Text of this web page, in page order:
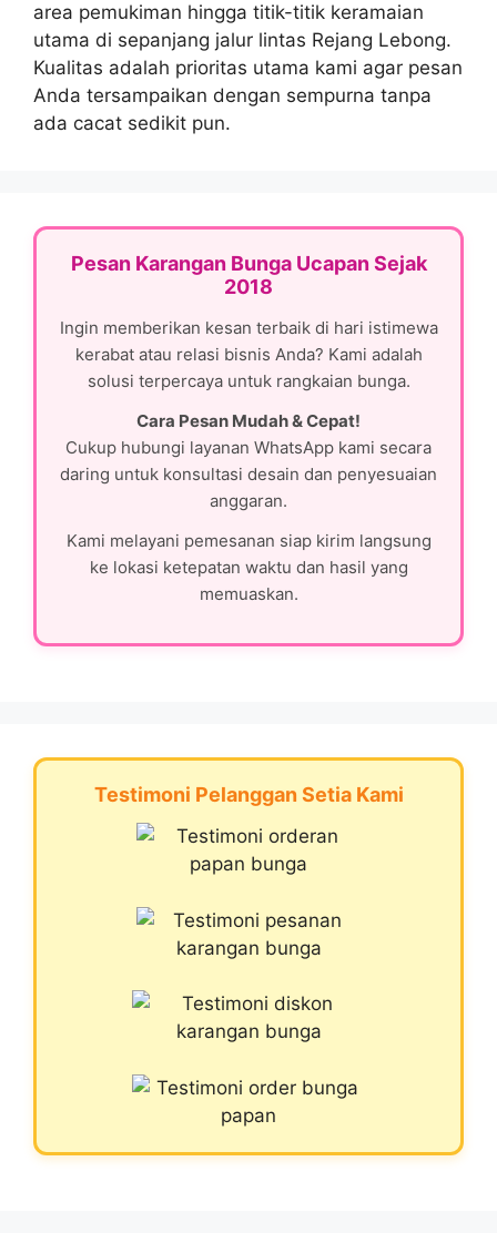
area pemukiman hingga titik-titik keramaian
utama di sepanjang jalur lintas Rejang Lebong.
Kualitas adalah prioritas utama kami agar pesan
Anda tersampaikan dengan sempurna tanpa
ada cacat sedikit pun.
Pesan Karangan Bunga Ucapan Sejak
2018
Ingin memberikan kesan terbaik di hari istimewa
kerabat atau relasi bisnis Anda? Kami adalah
solusi terpercaya untuk rangkaian bunga.
Cara Pesan Mudah & Cepat!
Cukup hubungi layanan WhatsApp kami secara
daring untuk konsultasi desain dan penyesuaian
anggaran.
Kami melayani pemesanan siap kirim langsung
ke lokasi ketepatan waktu dan hasil yang
memuaskan.
Testimoni Pelanggan Setia Kami